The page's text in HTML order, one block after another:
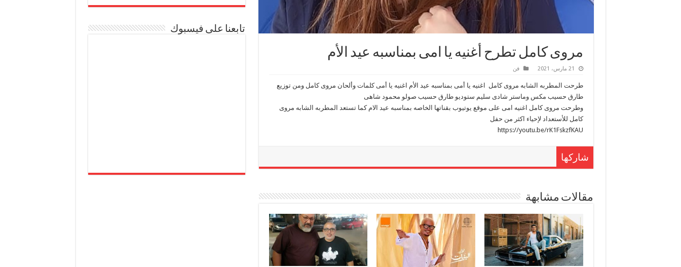
مروى كامل تطرح أغنيه يا امى بمناسبه عيد الأم
21 مارس، 2021 فن
طرحت المطربه الشابه مروى كامل اغنيه يا أمى بمناسبه عيد الأم اغنيه يا أمى كلمات وألحان مروى كامل ومن توزيع
طارق حسيب مكس وماستر شادى سليم ستوديو طارق حسيب صولو محمود شاهى
وطرحت مروى كامل اغنيه امى على موقع يوتيوب بقناتها الخاصه بمناسبه عيد الام كما تستعد المطربه الشابه مروى
كامل للأستعداد لإحياء اكثر من حفل
https://youtu.be/rK1FskzfKAU
شاركها
مقالات مشابهة
تابعنا على فيسبوك